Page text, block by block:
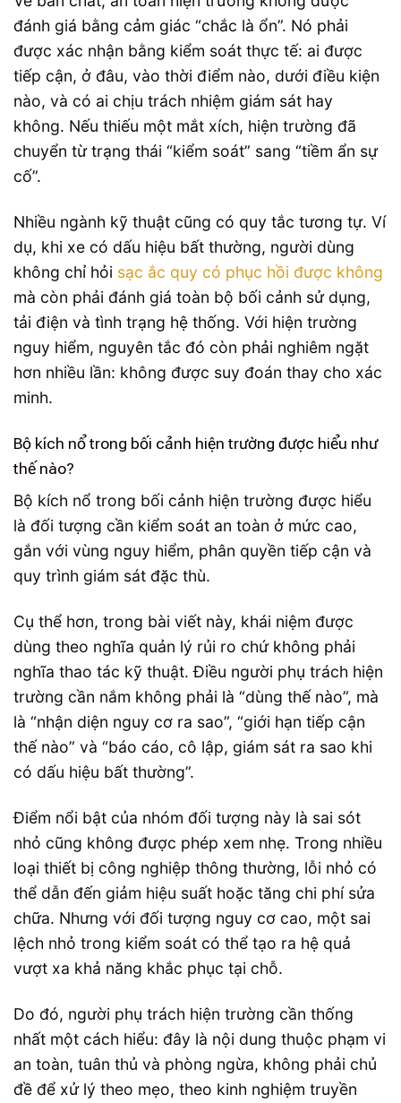
đánh giá bằng cảm giác “chắc là ổn”. Nó phải
được xác nhận bằng kiểm soát thực tế: ai được
tiếp cận, ở đâu, vào thời điểm nào, dưới điều kiện
nào, và có ai chịu trách nhiệm giám sát hay
không. Nếu thiếu một mắt xích, hiện trường đã
chuyển từ trạng thái “kiểm soát” sang “tiềm ẩn sự
cố”.
Nhiều ngành kỹ thuật cũng có quy tắc tương tự. Ví
dụ, khi xe có dấu hiệu bất thường, người dùng
không chỉ hỏi sạc ắc quy có phục hồi được không
mà còn phải đánh giá toàn bộ bối cảnh sử dụng,
tải điện và tình trạng hệ thống. Với hiện trường
nguy hiểm, nguyên tắc đó còn phải nghiêm ngặt
hơn nhiều lần: không được suy đoán thay cho xác
minh.
Bộ kích nổ trong bối cảnh hiện trường được hiểu như
thế nào?
Bộ kích nổ trong bối cảnh hiện trường được hiểu
là đối tượng cần kiểm soát an toàn ở mức cao,
gắn với vùng nguy hiểm, phân quyền tiếp cận và
quy trình giám sát đặc thù.
Cụ thể hơn, trong bài viết này, khái niệm được
dùng theo nghĩa quản lý rủi ro chứ không phải
nghĩa thao tác kỹ thuật. Điều người phụ trách hiện
trường cần nắm không phải là “dùng thế nào”, mà
là “nhận diện nguy cơ ra sao”, “giới hạn tiếp cận
thế nào” và “báo cáo, cô lập, giám sát ra sao khi
có dấu hiệu bất thường”.
Điểm nổi bật của nhóm đối tượng này là sai sót
nhỏ cũng không được phép xem nhẹ. Trong nhiều
loại thiết bị công nghiệp thông thường, lỗi nhỏ có
thể dẫn đến giảm hiệu suất hoặc tăng chi phí sửa
chữa. Nhưng với đối tượng nguy cơ cao, một sai
lệch nhỏ trong kiểm soát có thể tạo ra hệ quả
vượt xa khả năng khắc phục tại chỗ.
Do đó, người phụ trách hiện trường cần thống
nhất một cách hiểu: đây là nội dung thuộc phạm vi
an toàn, tuân thủ và phòng ngừa, không phải chủ
đề để xử lý theo mẹo, theo kinh nghiệm truyền